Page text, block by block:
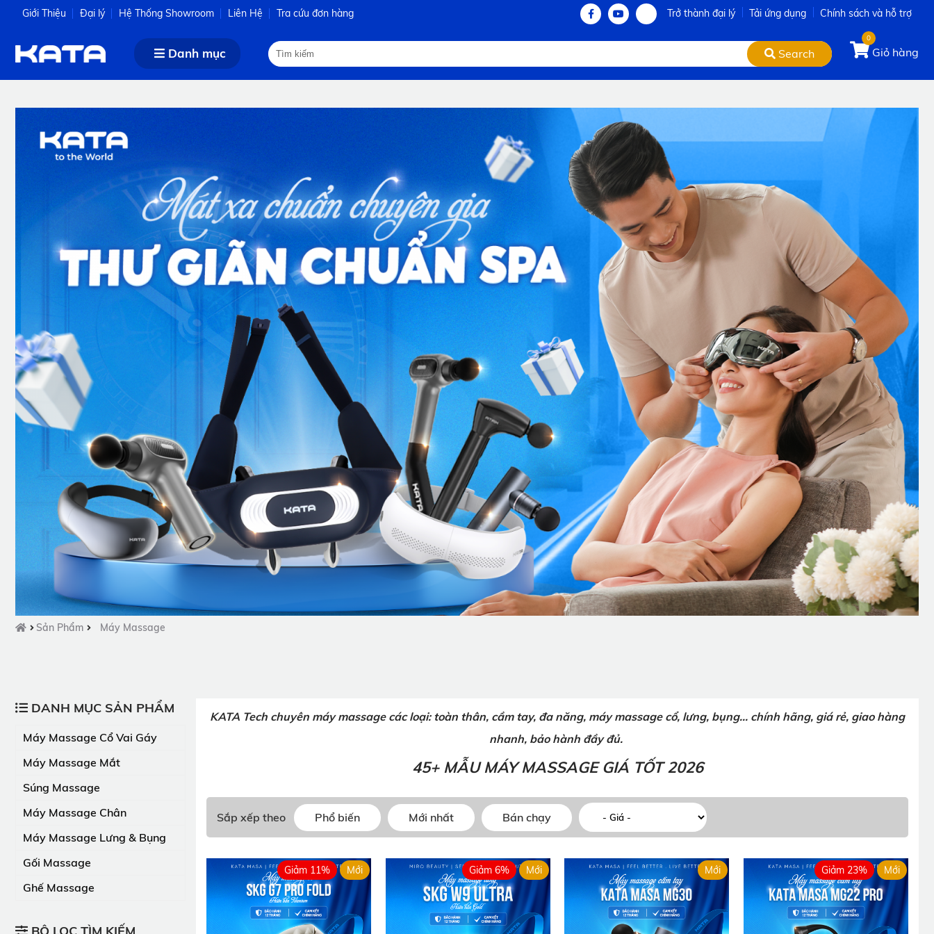
Giới Thiệu Đại lý Hệ Thống Showroom Liên Hệ Tra cứu đơn hàng Trở thành đại lý Tải ứng dụng Chính sách và hỗ trợ
Danh mục Search
0
Giỏ hàng
Sản Phẩm Máy Massage
DANH MỤC SẢN PHẨM
Máy Massage Cổ Vai Gáy
Máy Massage Mắt
Súng Massage
Máy Massage Chân
Máy Massage Lưng & Bụng
Gối Massage
Ghế Massage
KATA Tech chuyên máy massage các loại: toàn thân, cầm tay, đa năng, máy massage cổ, lưng, bụng... chính hãng, giá rẻ, giao hàng
nhanh, bảo hành đầy đủ.
45+ MẪU MÁY MASSAGE GIÁ TỐT 2026
Sắp xếp theo Phổ biến Mới nhất Bán chạy
Giảm 11% Mới Giảm 6% Mới Mới Giảm 23% Mới